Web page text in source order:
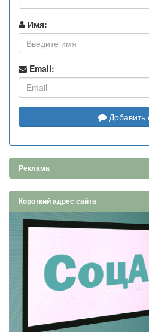
Имя:
Email:
Добавить
Реклама
Короткий адрес сайта